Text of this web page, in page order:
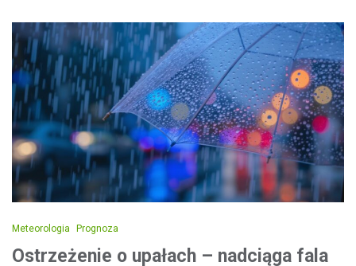
Meteorologia Prognoza
Ostrzeżenie o upałach – nadciąga fala